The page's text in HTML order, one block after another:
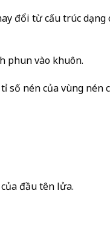
đổi từ cấu trúc dạng
phun vào khuôn.
số nén của vùng nén
đầu tên lửa.